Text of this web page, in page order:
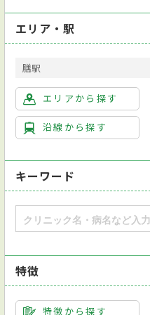
エリア・駅
膳駅
エリアから探す
沿線から探す
キーワード
特徴
特徴から探す